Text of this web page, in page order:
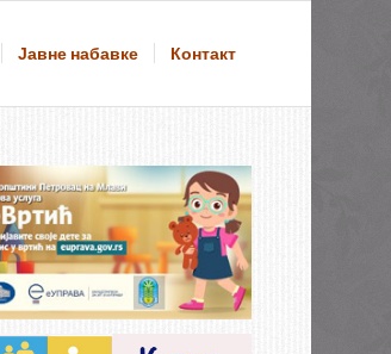
Јавне набавке Контакт